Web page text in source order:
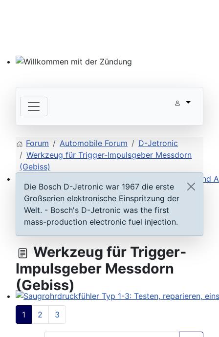
Steuergeräte D-Jetronic & KE-Jetronic: Prüfen und
Saugrohrdruckfühler Typ 1-3: Testen, reparieren,
Forum Automobile Forum
D-Jetronic
Werkzeug für Trigger-Impulsgeber Messdorn
(Gebiss)
Die Bosch D-Jetronic war 1967 die erste
Großserien elektronische Einspritzung der
Welt. - Bosch's D-Jetronic was the first
mass-production electronic fuel injection.
Werkzeug für Trigger-
Impulsgeber Messdorn
(Gebiss)
1 2 3